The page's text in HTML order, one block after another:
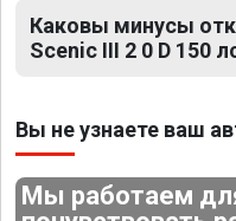
Каковы минусы
Scenic III 2 0 D 150
Вы не узнаете ваш
Мы работаем